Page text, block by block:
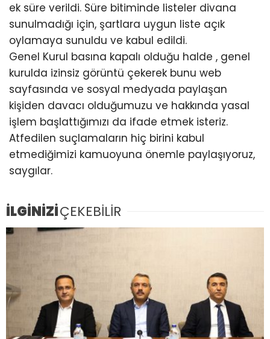
ek süre verildi. Süre bitiminde listeler divana
sunulmadığı için, şartlara uygun liste açık
oylamaya sunuldu ve kabul edildi.
Genel Kurul basına kapalı olduğu halde , genel
kurulda izinsiz görüntü çekerek bunu web
sayfasında ve sosyal medyada paylaşan
kişiden davacı olduğumuzu ve hakkında yasal
işlem başlattığımızı da ifade etmek isteriz.
Atfedilen suçlamaların hiç birini kabul
etmediğimizi kamuoyuna önemle paylaşıyoruz,
saygılar.
İLGİNİZİÇEKEBİLİR